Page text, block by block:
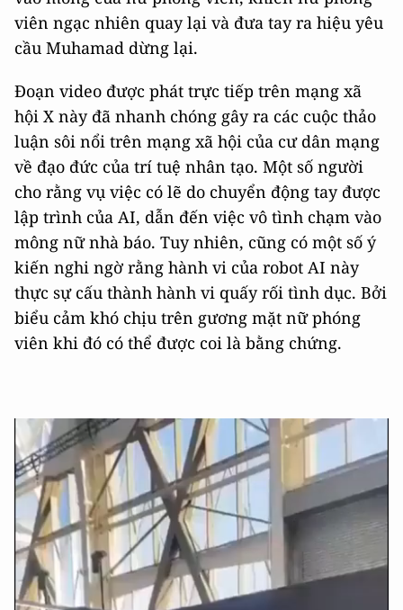
viên ngạc nhiên quay lại và đưa tay ra hiệu yêu
cầu Muhamad dừng lại.
Đoạn video được phát trực tiếp trên mạng xã
hội X này đã nhanh chóng gây ra các cuộc thảo
luận sôi nổi trên mạng xã hội của cư dân mạng
về đạo đức của trí tuệ nhân tạo. Một số người
cho rằng vụ việc có lẽ do chuyển động tay được
lập trình của AI, dẫn đến việc vô tình chạm vào
mông nữ nhà báo. Tuy nhiên, cũng có một số ý
kiến ​​nghi ngờ rằng hành vi của robot AI này
thực sự cấu thành hành vi quấy rối tình dục. Bởi
biểu cảm khó chịu trên gương mặt nữ phóng
viên khi đó có thể được coi là bằng chứng.